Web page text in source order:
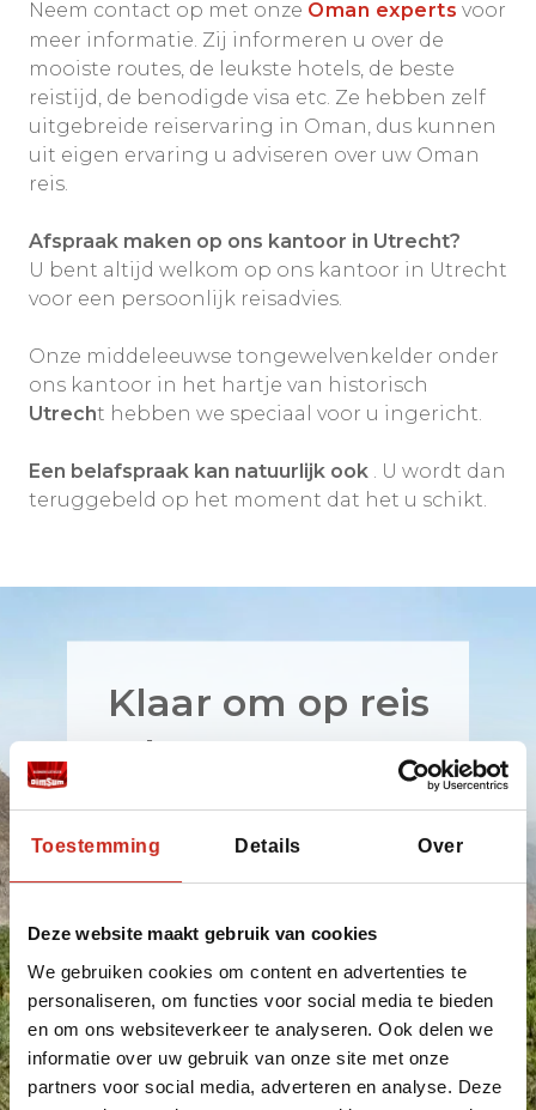
Toestemming Details Over
Deze website maakt gebruik van cookies
We gebruiken cookies om content en advertenties te
personaliseren, om functies voor social media te bieden
en om ons websiteverkeer te analyseren. Ook delen we
informatie over uw gebruik van onze site met onze
partners voor social media, adverteren en analyse. Deze
Neem contact op met onze Oman experts voor
meer informatie. Zij informeren u over de
mooiste routes, de leukste hotels, de beste
reistijd, de benodigde visa etc. Ze hebben zelf
uitgebreide reiservaring in Oman, dus kunnen
uit eigen ervaring u adviseren over uw Oman
reis.
Afspraak maken op ons kantoor in Utrecht?
U bent altijd welkom op ons kantoor in Utrecht
voor een persoonlijk reisadvies.
Onze middeleeuwse tongewelvenkelder onder
ons kantoor in het hartje van historisch
Utrecht hebben we speciaal voor u ingericht.
Een belafspraak kan natuurlijk ook . U wordt dan
teruggebeld op het moment dat het u schikt.
Klaar om op reis
te gaan naar
Oman? Onze
reis-expert
maakt uw reis
verder 100% op
maat!
Boek een rondreis